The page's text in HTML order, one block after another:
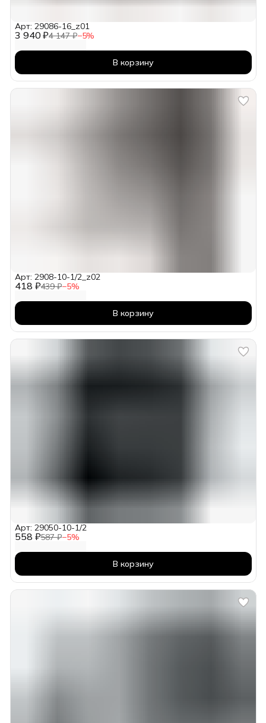
3 940 ₽4 147 ₽−5%
Арт: 29086-16_z01
В корзину
418 ₽439 ₽−5%
Арт: 2908-10-1/2_z02
В корзину
558 ₽587 ₽−5%
Арт: 29050-10-1/2
В корзину